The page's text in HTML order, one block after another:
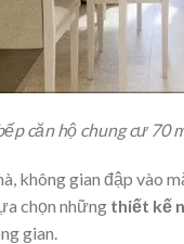
căn hộ chung cư 70
không gian đập vào
chọn những thiết kế
gian.